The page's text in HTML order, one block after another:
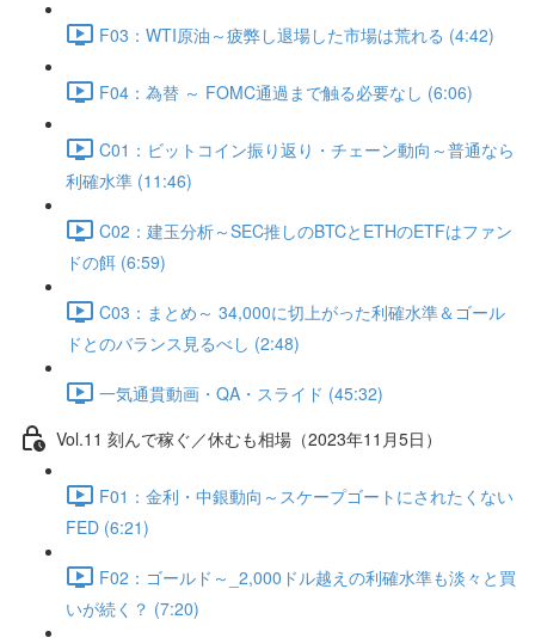
F03：WTI原油～疲弊し退場した市場は荒れる (4:42)
F04：為替 ～ FOMC通過まで触る必要なし (6:06)
C01：ビットコイン振り返り・チェーン動向～普通なら
利確水準 (11:46)
C02：建玉分析～SEC推しのBTCとETHのETFはファン
ドの餌 (6:59)
C03：まとめ～ 34,000に切上がった利確水準＆ゴール
ドとのバランス見るべし (2:48)
一気通貫動画・QA・スライド (45:32)
Vol.11 刻んで稼ぐ／休むも相場（2023年11月5日）
F01：金利・中銀動向～スケープゴートにされたくない
FED (6:21)
F02：ゴールド～_2,000ドル越えの利確水準も淡々と買
いが続く？ (7:20)